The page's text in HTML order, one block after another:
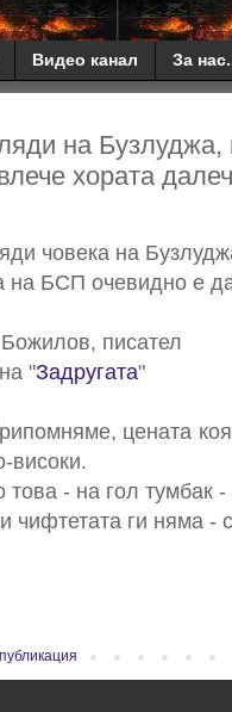
Видео канал За
на
хората
човека на
на БСП очевидно е
писател
"Задругата"
цената
високи.
това - на гол тумбак
чифтетата ги няма -